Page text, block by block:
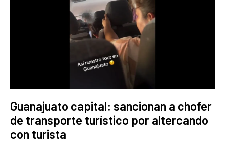
Guanajuato capital: sancionan a chofer
de transporte turístico por altercando
con turista